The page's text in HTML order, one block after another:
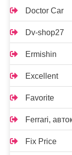
Doctor Car
Dv-shop27
Ermishin
Excellent
Favorite
Ferrari,
Fix Price